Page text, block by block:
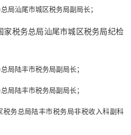
局汕尾市城区税务局副局长；
家税务总局汕尾市城区税务局纪检
局陆丰市税务局副局长；
局陆丰市税务局副局长；
税务总局陆丰市税务局非税收入科副科